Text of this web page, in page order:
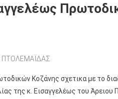
ΠΤΟΛΕΜΑΪΔΑΣ
Κοζάνης σχετικα με το
της κ. Εισαγγελέως του